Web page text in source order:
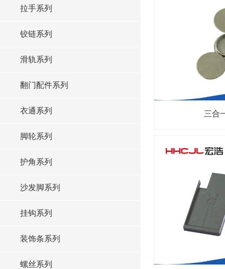
拉手系列
铰链系列
滑轨系列
翻门配件系列
衣通系列
脚轮系列
护角系列
沙发脚系列
挂钩系列
装饰条系列
螺丝系列
三合